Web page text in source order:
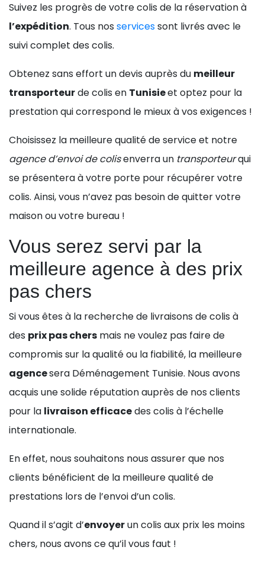
Suivez les progrès de votre colis de la réservation à
l’expédition. Tous nos servicessont livrés avec le
suivi complet des colis.
Obtenez sans effort un devis auprès du meilleur
transporteurde colis en Tunisieet optez pour la
prestation qui correspond le mieux à vos exigences !
Choisissez la meilleure qualité de service et notre
agence d’envoi de colisenverra un transporteurqui
se présentera à votre porte pour récupérer votre
colis. Ainsi, vous n’avez pas besoin de quitter votre
maison ou votre bureau !
Vous serez servi par la
meilleure agence à des prix
pas chers
Si vous êtes à la recherche de livraisons de colis à
des prix pas chers mais ne voulez pas faire de
compromis sur la qualité ou la fiabilité, la meilleure
agencesera Déménagement Tunisie. Nous avons
acquis une solide réputation auprès de nos clients
pour la livraison efficacedes colis à l’échelle
internationale.
En effet, nous souhaitons nous assurer que nos
clients bénéficient de la meilleure qualité de
prestations lors de l’envoi d’un colis.
Quand il s’agit d’envoyerun colis aux prix les moins
chers, nous avons ce qu’il vous faut !